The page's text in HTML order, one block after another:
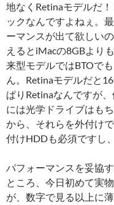
地なくRetinaモデルだ
ックなんですよねぇ。
ーマンスが出て欲しい
えるとiMacの8GBより
来型モデルではBTOで
ん。Retinaモデルだと
ぱりRetinaなんですが
には光学ドライブはも
から、それらを外付け
付けHDDも必須ですし
パフォーマンスを妥協
ところ、今日初めて実
が、数字で見る以上に